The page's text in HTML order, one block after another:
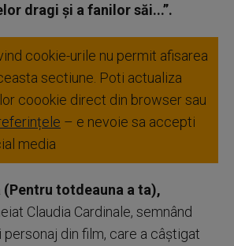
dragi şi a fanilor săi...”.
cookie-urile nu permit afisarea
sectiune. Poti actualiza
coookie direct din browser sau
– e nevoie sa accepti
media
(Pentru totdeauna a ta),
Claudia Cardinale, semnând
din film, care a câştigat